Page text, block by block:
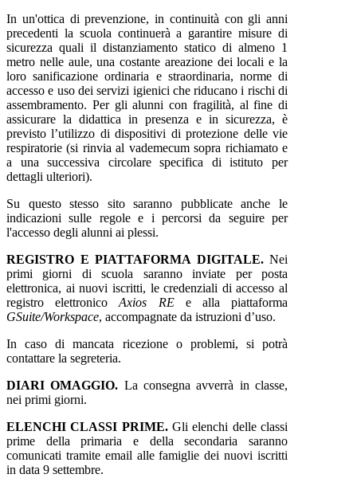
In un'ottica di prevenzione, in continuità con gli anni
precedenti la scuola continuerà a garantire misure di
sicurezza quali il distanziamento statico di almeno 1
metro nelle aule, una costante areazione dei locali e la
loro sanificazione ordinaria e straordinaria, norme di
accesso e uso dei servizi igienici che riducano i rischi di
assembramento. Per gli alunni con fragilità, al fine di
assicurare la didattica in presenza e in sicurezza, è
previsto l’utilizzo di dispositivi di protezione delle vie
respiratorie (si rinvia al vademecum sopra richiamato e
a una successiva circolare specifica di istituto per
dettagli ulteriori).
Su questo stesso sito saranno pubblicate anche le
indicazioni sulle regole e i percorsi da seguire per
l'accesso degli alunni ai plessi.
REGISTRO E PIATTAFORMA DIGITALE.Nei
primi giorni di scuola saranno inviate per posta
elettronica, ai nuovi iscritti, le credenziali di accesso al
registro elettronicoAxios REe alla piattaforma
GSuite/Workspace, accompagnate da istruzioni d’uso.
In caso di mancata ricezione o problemi, si potrà
contattare la segreteria.
DIARI OMAGGIO. La consegna avverrà in classe,
nei primi giorni.
ELENCHI CLASSI PRIME.Gli elenchi delle classi
prime della primaria e della secondaria saranno
comunicati tramite email alle famiglie dei nuovi iscritti
in data 9 settembre.